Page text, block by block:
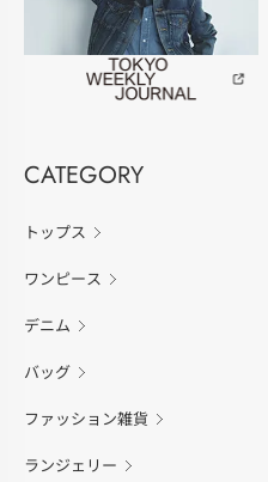
CATEGORY
トップス
ワンピース
デニム
バッグ
ファッション雑貨
ランジェリー